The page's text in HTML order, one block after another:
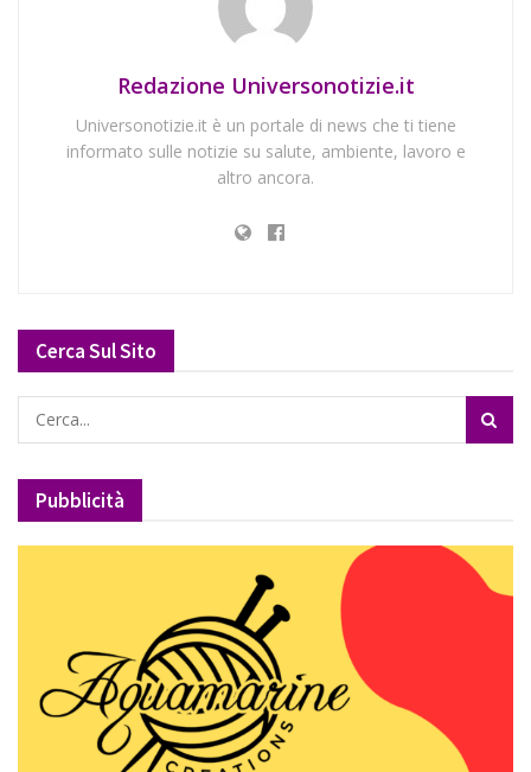
Redazione Universonotizie.it
Universonotizie.it è un portale di news che ti tiene
informato sulle notizie su salute, ambiente, lavoro e
altro ancora.
Cerca Sul Sito
Pubblicità